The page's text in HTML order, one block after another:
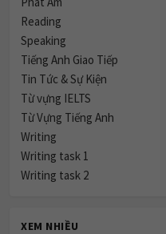
Reading
Speaking
Tiếng Anh Giao Tiếp
Tin Tức & Sự Kiện
Từ vựng IELTS
Từ Vựng Tiếng Anh
Writing
Writing task 1
Writing task 2
XEM NHIỀU